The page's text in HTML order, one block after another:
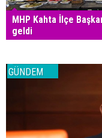
MHP Kahta İlçe
geldi
GÜNDEM